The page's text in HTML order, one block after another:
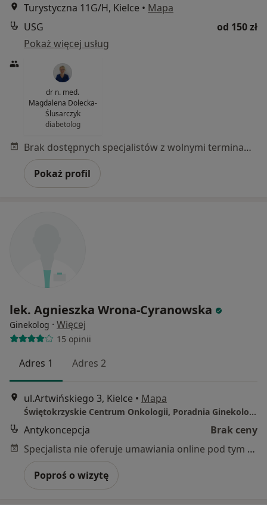
Turystyczna 11G/H, Kielce • Mapa
USG
od 150 zł
Pokaż więcej usług
dr n. med.
Magdalena Dolecka-
Ślusarczyk
diabetolog
Brak dostępnych specjalistów z wolnymi terminami w tym centrum medycznym.
Pokaż profil
lek. Agnieszka Wrona-Cyranowska
Ginekolog · Więcej
15 opinii
Adres 1 Adres 2
ul.Artwińskiego 3, Kielce • Mapa
Świętokrzyskie Centrum Onkologii, Poradnia Ginekologii Onkologicznej, wtorek 8.00-14.00
Antykoncepcja
Brak ceny
Specjalista nie oferuje umawiania online pod tym adresem.
Poproś o wizytę